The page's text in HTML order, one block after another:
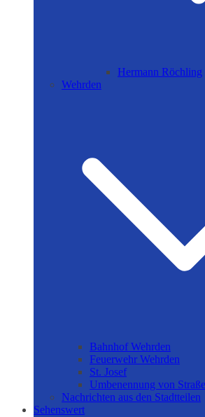
Hermann Röchling
Wehrden
Bahnhof Wehrden
Feuerwehr Wehrden
St. Josef
Umbenennung von
Nachrichten aus den Stadtteilen
Sehenswert